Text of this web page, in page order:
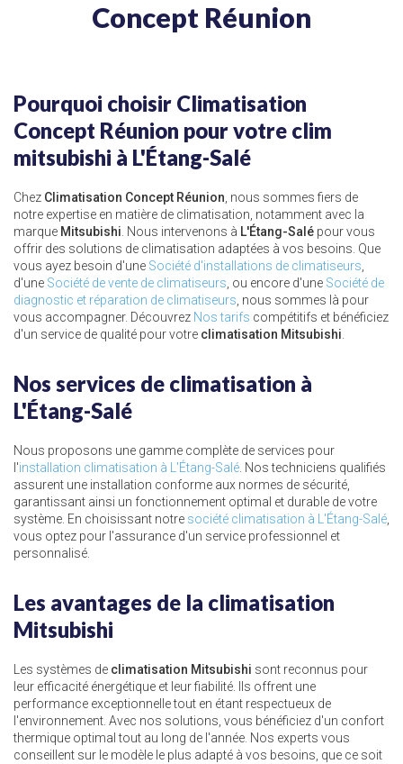
Concept Réunion
Pourquoi choisir Climatisation
Concept Réunion pour votre clim
mitsubishi à L'Étang-Salé
Chez Climatisation Concept Réunion , nous sommes fiers de
notre expertise en matière de climatisation, notamment avec la
marque Mitsubishi . Nous intervenons à L'Étang-Salé pour vous
offrir des solutions de climatisation adaptées à vos besoins. Que
vous ayez besoin d'une Société d'installations de climatiseurs
d'une Société de vente de climatiseurs , ou encore d'une Société de
diagnostic et réparation de climatiseurs , nous sommes là pour
vous accompagner. Découvrez Nos tarifs compétitifs et bénéficiez
d'un service de qualité pour votre climatisation Mitsubishi
Nos services de climatisation à
L'Étang-Salé
Nous proposons une gamme complète de services pour
l'installation climatisation à L'Étang-Salé . Nos techniciens qualifiés
assurent une installation conforme aux normes de sécurité,
garantissant ainsi un fonctionnement optimal et durable de votre
système. En choisissant notre société climatisation à L'Étang-Salé
vous optez pour l'assurance d'un service professionnel et
personnalisé.
Les avantages de la climatisation
Mitsubishi
Les systèmes de climatisation Mitsubishi sont reconnus pour
leur efficacité énergétique et leur fiabilité. Ils offrent une
performance exceptionnelle tout en étant respectueux de
l'environnement. Avec nos solutions, vous bénéficiez d'un confort
thermique optimal tout au long de l'année. Nos experts vous
conseillent sur le modèle le plus adapté à vos besoins, que ce soit